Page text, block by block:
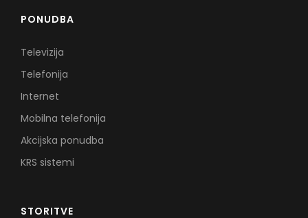
PONUDBA
Televizija
Telefonija
Internet
Mobilna telefonija
Akcijska ponudba
KRS sistemi
STORITVE